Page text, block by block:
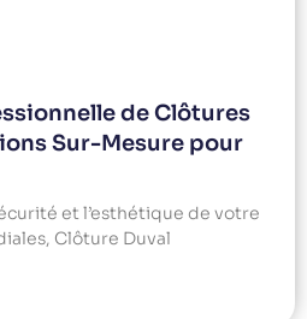
de Clôtures
Sur-Mesure pour
et l’esthétique de votre
Clôture Duval